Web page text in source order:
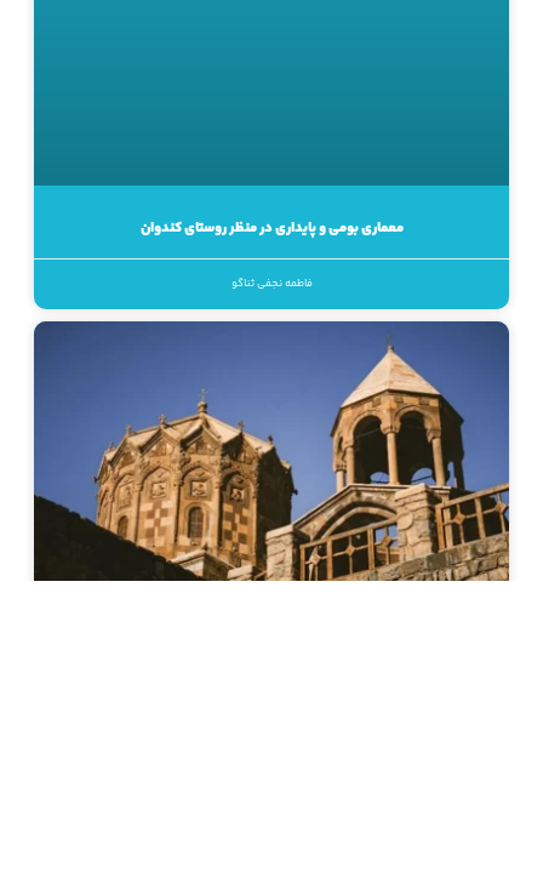
معماری بومی و پایداری در منظر روستای کندوان
فاطمه نجفی ثناگو